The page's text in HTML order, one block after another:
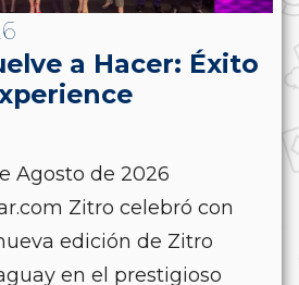
a Hacer: Éxito
Agosto de 2026
Zitro celebró con
edición de Zitro
en el prestigioso